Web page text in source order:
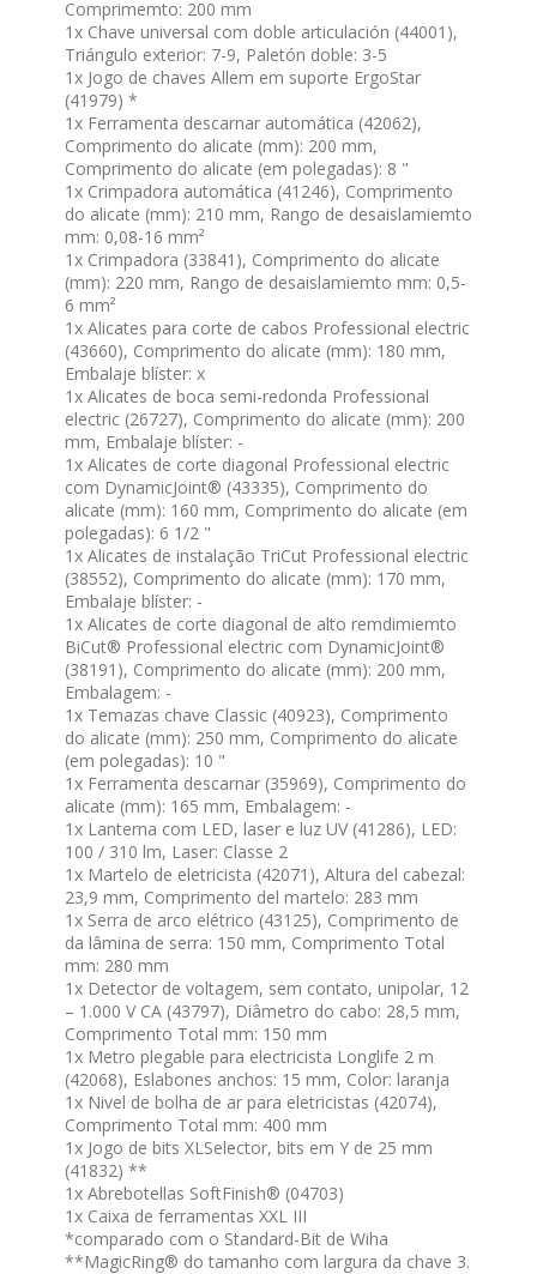
Comprimemto: 200 mm
1x Chave universal com doble articulación (44001),
Triángulo exterior: 7-9, Paletón doble: 3-5
1x Jogo de chaves Allem em suporte ErgoStar
(41979) *
1x Ferramenta descarnar automática (42062),
Comprimento do alicate (mm): 200 mm,
Comprimento do alicate (em polegadas): 8 "
1x Crimpadora automática (41246), Comprimento
do alicate (mm): 210 mm, Rango de desaislamiemto
mm: 0,08-16 mm²
1x Crimpadora (33841), Comprimento do alicate
(mm): 220 mm, Rango de desaislamiemto mm: 0,5-
6 mm²
1x Alicates para corte de cabos Professional electric
(43660), Comprimento do alicate (mm): 180 mm,
Embalaje blíster: x
1x Alicates de boca semi-redonda Professional
electric (26727), Comprimento do alicate (mm): 200
mm, Embalaje blíster: -
1x Alicates de corte diagonal Professional electric
com DynamicJoint® (43335), Comprimento do
alicate (mm): 160 mm, Comprimento do alicate (em
polegadas): 6 1/2 "
1x Alicates de instalação TriCut Professional electric
(38552), Comprimento do alicate (mm): 170 mm,
Embalaje blíster: -
1x Alicates de corte diagonal de alto remdimiemto
BiCut® Professional electric com DynamicJoint®
(38191), Comprimento do alicate (mm): 200 mm,
Embalagem: -
1x Temazas chave Classic (40923), Comprimento
do alicate (mm): 250 mm, Comprimento do alicate
(em polegadas): 10 "
1x Ferramenta descarnar (35969), Comprimento do
alicate (mm): 165 mm, Embalagem: -
1x Lanterna com LED, laser e luz UV (41286), LED:
100 / 310 lm, Laser: Classe 2
1x Martelo de eletricista (42071), Altura del cabezal:
23,9 mm, Comprimento del martelo: 283 mm
1x Serra de arco elétrico (43125), Comprimento de
da lâmina de serra: 150 mm, Comprimento Total
mm: 280 mm
1x Detector de voltagem, sem contato, unipolar, 12
– 1.000 V CA (43797), Diâmetro do cabo: 28,5 mm,
Comprimento Total mm: 150 mm
1x Metro plegable para electricista Longlife 2 m
(42068), Eslabones anchos: 15 mm, Color: laranja
1x Nivel de bolha de ar para eletricistas (42074),
Comprimento Total mm: 400 mm
1x Jogo de bits XLSelector, bits em Y de 25 mm
(41832) **
1x Abrebotellas SoftFinish® (04703)
1x Caixa de ferramentas XXL III
*comparado com o Standard-Bit de Wiha
**MagicRing® do tamanho com largura da chave 3.